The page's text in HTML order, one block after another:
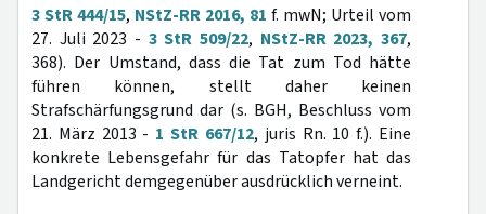
3 StR 444/15, NStZ-RR 2016, 81 f. mwN; Urteil vom
27. Juli 2023 - 3 StR 509/22, NStZ-RR 2023, 367,
368). Der Umstand, dass die Tat zum Tod hätte
führen können, stellt daher keinen
Strafschärfungsgrund dar (s. BGH, Beschluss vom
21. März 2013 - 1 StR 667/12, juris Rn. 10 f.). Eine
konkrete Lebensgefahr für das Tatopfer hat das
Landgericht demgegenüber ausdrücklich verneint.